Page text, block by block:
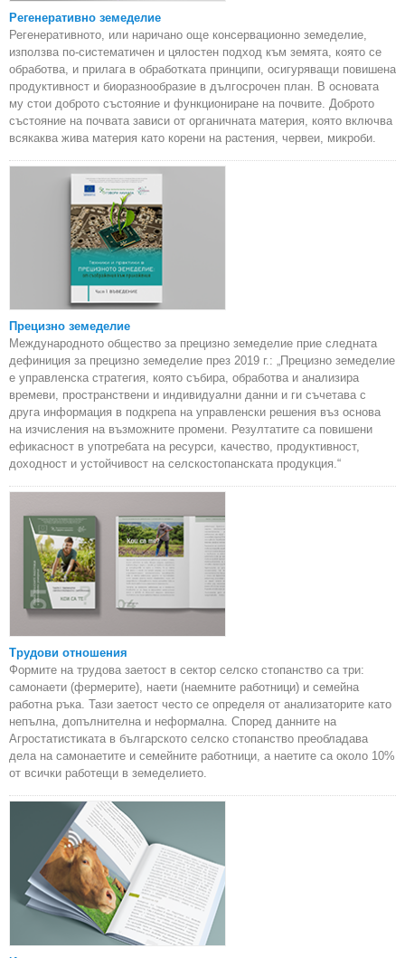
Регенеративно земеделие
Регенеративното, или наричано още консервационно земеделие,
използва по-систематичен и цялостен подход към земята, която се
обработва, и прилага в обработката принципи, осигуряващи повишена
продуктивност и биоразнообразие в дългосрочен план. В основата
му стои доброто състояние и функциониране на почвите. Доброто
състояние на почвата зависи от органичната материя, която включва
всякаква жива материя като корени на растения, червеи, микроби.
Прецизно земеделие
Международното общество за прецизно земеделие прие следната
дефиниция за прецизно земеделие през 2019 г.: „Прецизно земеделие
е управленска стратегия, която събира, обработва и анализира
времеви, пространствени и индивидуални данни и ги съчетава с
друга информация в подкрепа на управленски решения въз основа
на изчисления на възможните промени. Резултатите са повишени
ефикасност в употребата на ресурси, качество, продуктивност,
доходност и устойчивост на селскостопанската продукция.“
Трудови отношения
Формите на трудова заетост в сектор селско стопанство са три:
самонаети (фермерите), наети (наемните работници) и семейна
работна ръка. Тази заетост често се определя от анализаторите като
непълна, допълнителна и неформална. Според данните на
Агростатистиката в българското селско стопанство преобладава
дела на самонаетите и семейните работници, а наетите са около 10%
от всички работещи в земеделието.